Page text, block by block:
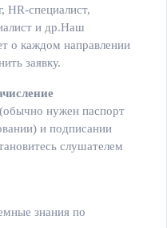
HR-специалист,
и др.Наш
о каждом направлении
заявку.
нужен паспорт
и подписании
слушателем
знания по